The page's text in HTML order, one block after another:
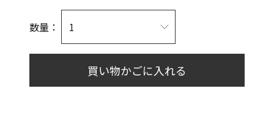
数量：
買い物かごに入れる